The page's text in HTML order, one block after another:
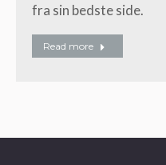
fra sin bedste side.
Read more